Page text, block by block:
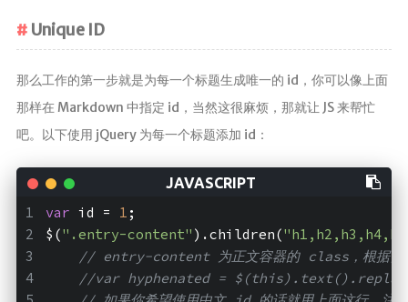
Unique ID
那么工作的第一步就是为每一个标题生成唯一的 id，你可以像上面
那样在 Markdown 中指定 id，当然这很麻烦，那就让 JS 来帮忙
吧。以下使用 jQuery 为每一个标题添加 id：
var id = 1 ;
$(".entry-content" ).children(
// entry-content 为正文容器的 class，根据自
//var hyphenated =